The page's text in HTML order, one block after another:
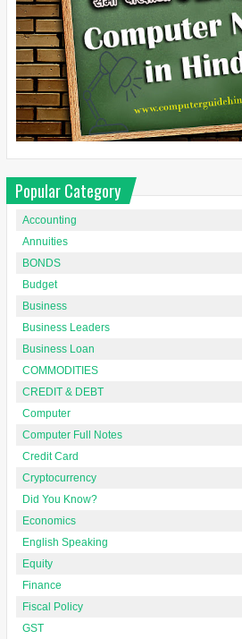
Popular Category
Accounting
Annuities
BONDS
Budget
Business
Business Leaders
Business Loan
COMMODITIES
CREDIT & DEBT
Computer
Computer Full Notes
Credit Card
Cryptocurrency
Did You Know?
Economics
English Speaking
Equity
Finance
Fiscal Policy
GST